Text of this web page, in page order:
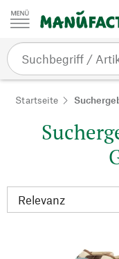
Zum Inhalt springen
Startseite